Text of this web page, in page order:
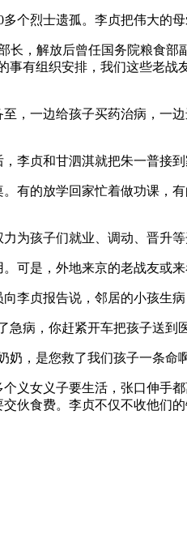
个烈士遗孤。李贞把伟大的母
长，解放后曾任国务院粮食
有组织安排，我们这些老
，一边给孩子买药治病，一
李贞和甘泗淇就把朱一普接到
有的放学回家忙着做功课，
为孩子们就业、调动、晋升
可是，外地来京的老战友或
李贞报告说，邻居的小孩生病
病，你赶紧开车把孩子送到
奶，是您救了我们孩子一条命
义女义子要生活，张口伸
伙食费。李贞不仅不收他们